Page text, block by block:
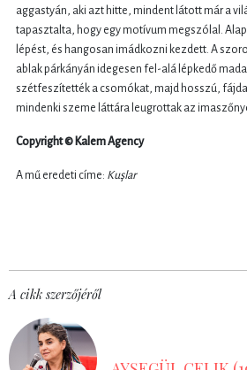
aggastyán, aki azt hitte, mindent látott már a
tapasztalta, hogy egy motívum megszólal.
lépést, és hangosan imádkozni kezdett. A
ablak párkányán idegesen fel-alá lépkedő
szétfeszítették a csomókat, majd hosszú,
mindenki szeme láttára leugrottak az
Copyright © Kalem Agency
A mű eredeti címe: Kuşlar
A cikk szerzőjéről